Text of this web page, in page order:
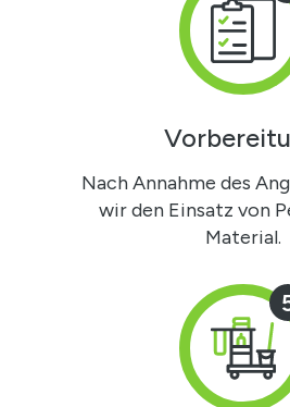
Nach Annahme des
wir den Einsatz von
Material.